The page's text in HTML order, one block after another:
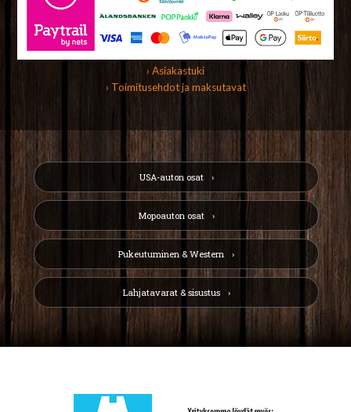
› Asiakastuki
› Toimitusehdot ja maksutavat
USA-auton osat
Mopoauton osat
Pukeutuminen & Western
Lahjatavarat & sisustus